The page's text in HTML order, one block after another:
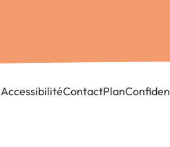
AccessibilitéContactPlan